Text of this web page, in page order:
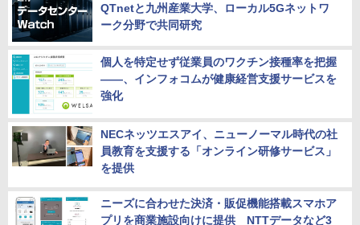
QTnetと九州産業大学、ローカル5Gネットワ
ーク分野で共同研究
個人を特定せず従業員のワクチン接種率を把握
――、インフォコムが健康経営支援サービスを
強化
NECネッツエスアイ、ニューノーマル時代の社
員教育を支援する「オンライン研修サービス」
を提供
ニーズに合わせた決済・販促機能搭載スマホア
プリを商業施設向けに提供 NTTデータなど3